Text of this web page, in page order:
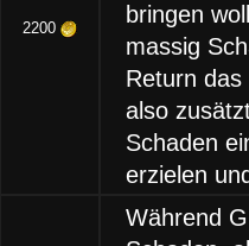
2200
bringen
massig
Return
also
Schaden
erzielen
Während